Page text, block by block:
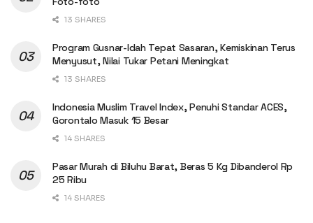
13 SHARES
Program Gusnar-Idah Tepat Sasaran, Kemiskinan Terus
Menyusut, Nilai Tukar Petani Meningkat
13 SHARES
Indonesia Muslim Travel Index, Penuhi Standar ACES,
Gorontalo Masuk 15 Besar
14 SHARES
Pasar Murah di Biluhu Barat, Beras 5 Kg Dibanderol Rp
25 Ribu
14 SHARES